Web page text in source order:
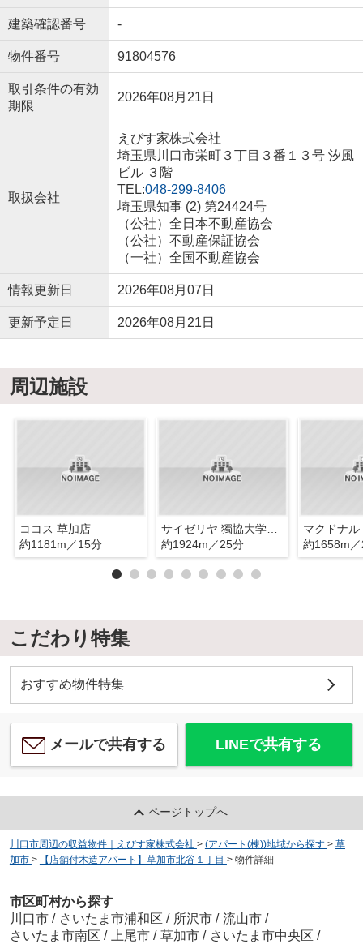
建築確認番号 -
物件番号 91804576
取引条件の有効
期限
2026年08月21日
取扱会社
えびす家株式会社
埼玉県川口市栄町３丁目３番１３号 汐風
ビル ３階
TEL:048-299-8406
埼玉県知事 (2) 第24424号
（公社）全日本不動産協会
（公社）不動産保証協会
（一社）全国不動産協会
情報更新日 2026年08月07日
更新予定日 2026年08月21日
周辺施設
ココス 草加店
約1181m／15分
サイゼリヤ 獨協大学前駅東口店
約1924m／25分
約1658m
こだわり特集
おすすめ物件特集
メールで共有する LINEで共有する
ページトップへ
川口市周辺の収益物件｜えびす家株式会社 > (アパート(棟))地域から探す > 草
加市 > 【店舗付木造アパート】草加市北谷１丁目 > 物件詳細
市区町村から探す
川口市 / さいたま市浦和区 / 所沢市 / 流山市 /
さいたま市南区 / 上尾市 / 草加市 / さいたま市中央区 /